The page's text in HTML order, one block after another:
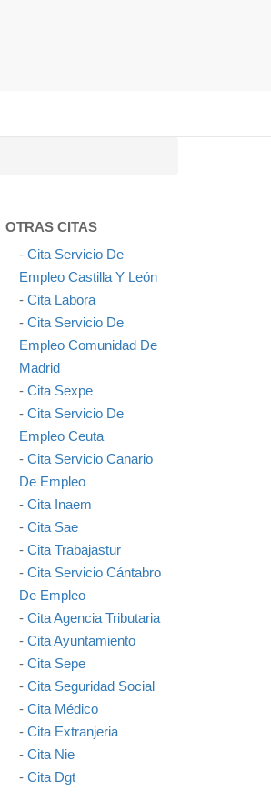
OTRAS CITAS
- Cita Servicio De
Empleo Castilla Y León
- Cita Labora
- Cita Servicio De
Empleo Comunidad De
Madrid
- Cita Sexpe
- Cita Servicio De
Empleo Ceuta
- Cita Servicio Canario
De Empleo
- Cita Inaem
- Cita Sae
- Cita Trabajastur
- Cita Servicio Cántabro
De Empleo
- Cita Agencia Tributaria
- Cita Ayuntamiento
- Cita Sepe
- Cita Seguridad Social
- Cita Médico
- Cita Extranjeria
- Cita Nie
- Cita Dgt